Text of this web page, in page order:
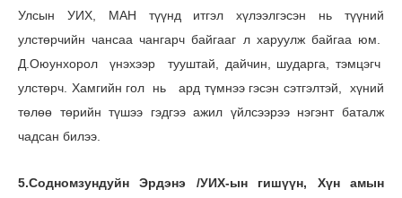
Улсын УИХ, МАН түүнд итгэл хүлээлгэсэн нь түүний
улстөрчийн чансаа чангарч байгааг л харуулж байгаа юм.
Д.Оюунхорол үнэхээр тууштай, дайчин, шударга, тэмцэгч
улстөрч. Хамгийн гол нь ард түмнээ гэсэн сэтгэлтэй, хүний
төлөө төрийн түшээ гэдгээ ажил үйлсээрээ нэгэнт баталж
чадсан билээ.
5.Содномзундуйн Эрдэнэ /УИХ-ын гишүүн, Хүн амын